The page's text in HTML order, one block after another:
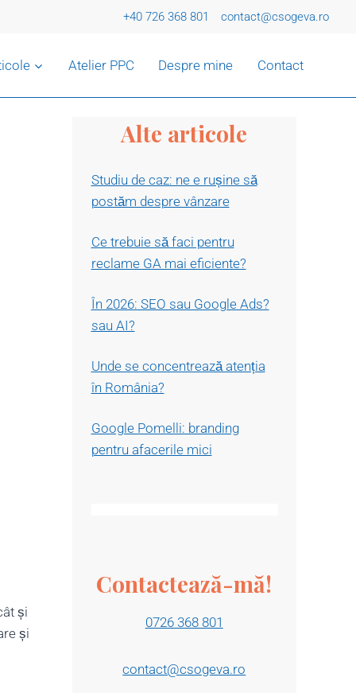
+40 726 368 801 contact@csogeva.ro
Atelier PPC Despre mine Contact
și
și
Alte articole
Studiu de caz: ne e rușine să
postăm despre vânzare
Ce trebuie să faci pentru
reclame GA mai eficiente?
În 2026: SEO sau Google Ads?
sau AI?
Unde se concentrează atenția
în România?
Google Pomelli: branding
pentru afacerile mici
Contactează-mă!
0726 368 801
contact@csogeva.ro